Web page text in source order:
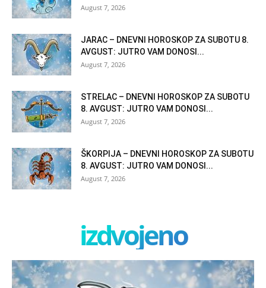
August 7, 2026
JARAC – DNEVNI HOROSKOP ZA SUBOTU 8.
AVGUST: JUTRO VAM DONOSI...
August 7, 2026
STRELAC – DNEVNI HOROSKOP ZA SUBOTU
8. AVGUST: JUTRO VAM DONOSI...
August 7, 2026
ŠKORPIJA – DNEVNI HOROSKOP ZA SUBOTU
8. AVGUST: JUTRO VAM DONOSI...
August 7, 2026
izdvojeno